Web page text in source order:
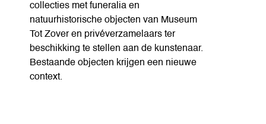
collecties met funeralia en
natuurhistorische objecten van Museum
Tot Zover en privéverzamelaars ter
beschikking te stellen aan de kunstenaar.
Bestaande objecten krijgen een nieuwe
context.